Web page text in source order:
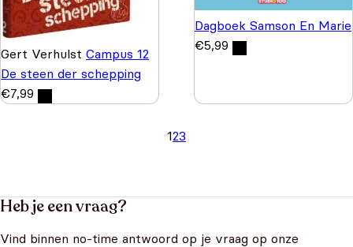
Gert Verhulst Campus 12
De steen der schepping
€7,99
Dagboek Samson En Marie
€5,99
123
Heb je een vraag?
Vind binnen no-time antwoord op je vraag op onze